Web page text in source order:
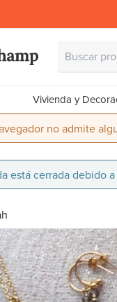
Vivienda y
no admite
está cerrada debido